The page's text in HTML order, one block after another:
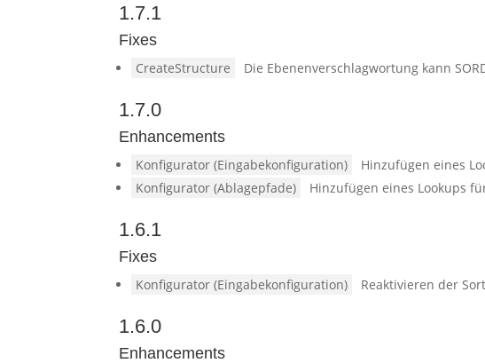
1.7.1
Fixes
CreateStructure Die Ebenenverschlagwortung kann
1.7.0
Enhancements
Konfigurator (Eingabekonfiguration)
Hinzufügen eines
Konfigurator (Ablagepfade)
Hinzufügen eines Lookups
1.6.1
Fixes
Konfigurator (Eingabekonfiguration) Reaktivieren der
1.6.0
Enhancements